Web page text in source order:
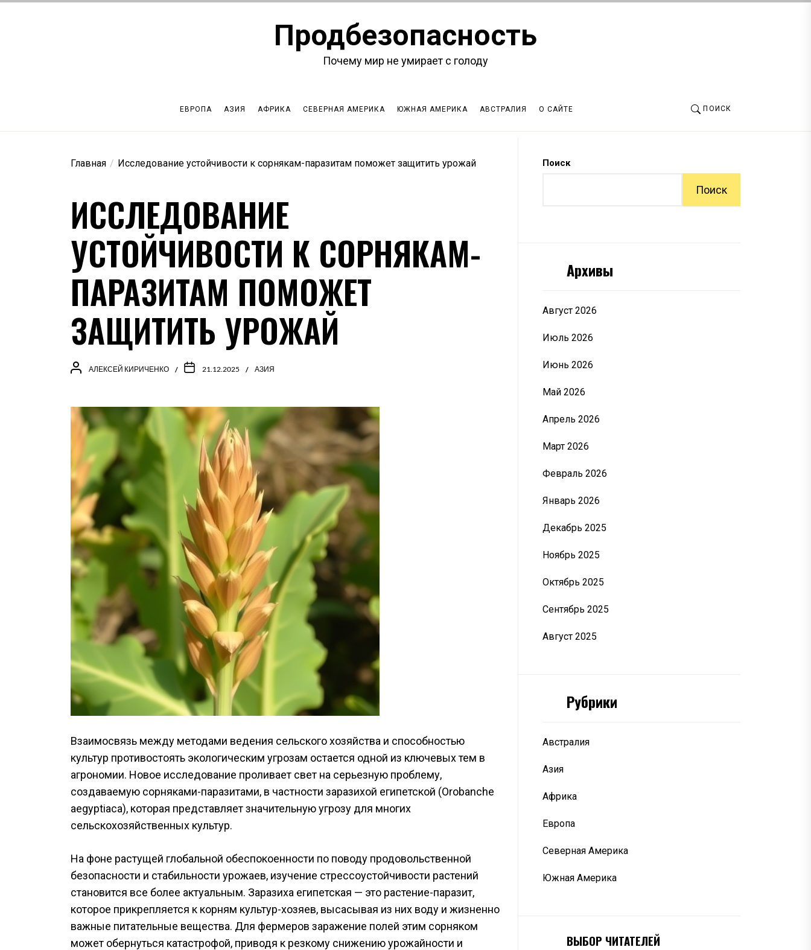
Продбезопасность
Почему мир не умирает с голоду
ЕВРОПА АЗИЯ АФРИКА СЕВЕРНАЯ АМЕРИКА ЮЖНАЯ АМЕРИКА АВСТРАЛИЯ О САЙТЕ ПОИСК
Главная Исследование устойчивости к сорнякам-паразитам поможет защитить урожай
ИССЛЕДОВАНИЕ
УСТОЙЧИВОСТИ К СОРНЯКАМ-
ПАРАЗИТАМ ПОМОЖЕТ
ЗАЩИТИТЬ УРОЖАЙ
АЛЕКСЕЙ КИРИЧЕНКО 21.12.2025 АЗИЯ
Взаимосвязь между методами ведения сельского хозяйства и способностью
культур противостоять экологическим угрозам остается одной из ключевых тем в
агрономии. Новое исследование проливает свет на серьезную проблему,
создаваемую сорняками-паразитами, в частности заразихой египетской (Orobanche
aegyptiaca), которая представляет значительную угрозу для многих
сельскохозяйственных культур.
На фоне растущей глобальной обеспокоенности по поводу продовольственной
безопасности и стабильности урожаев, изучение стрессоустойчивости растений
становится все более актуальным. Заразиха египетская — это растение-паразит,
которое прикрепляется к корням культур-хозяев, высасывая из них воду и жизненно
важные питательные вещества. Для фермеров заражение полей этим сорняком
может обернуться катастрофой, приводя к резкому снижению урожайности и
Поиск
Поиск
Архивы
Август 2026
Июль 2026
Июнь 2026
Май 2026
Апрель 2026
Март 2026
Февраль 2026
Январь 2026
Декабрь 2025
Ноябрь 2025
Октябрь 2025
Сентябрь 2025
Август 2025
Рубрики
Австралия
Азия
Африка
Европа
Северная Америка
Южная Америка
ВЫБОР ЧИТАТЕЛЕЙ